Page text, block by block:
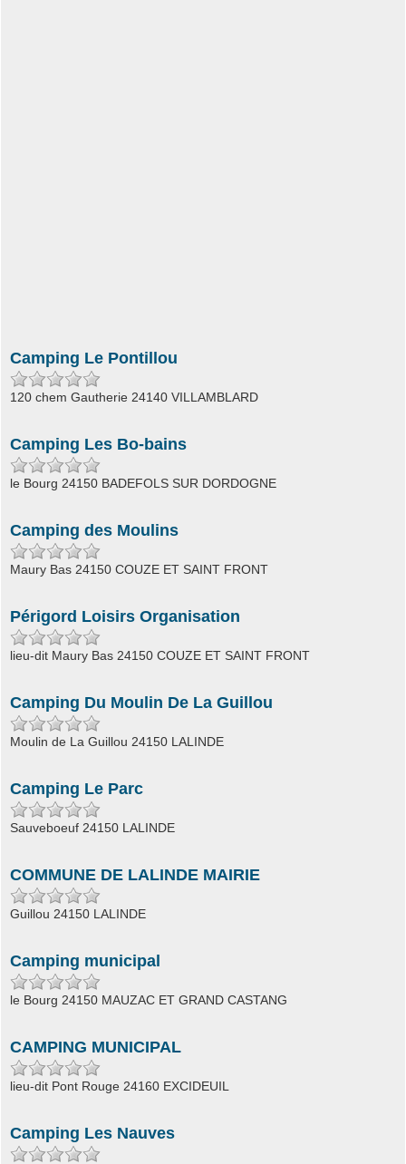
Camping Le Pontillou
120 chem Gautherie 24140 VILLAMBLARD
Camping Les Bo-bains
le Bourg 24150 BADEFOLS SUR DORDOGNE
Camping des Moulins
Maury Bas 24150 COUZE ET SAINT FRONT
Périgord Loisirs Organisation
lieu-dit Maury Bas 24150 COUZE ET SAINT FRONT
Camping Du Moulin De La Guillou
Moulin de La Guillou 24150 LALINDE
Camping Le Parc
Sauveboeuf 24150 LALINDE
COMMUNE DE LALINDE MAIRIE
Guillou 24150 LALINDE
Camping municipal
le Bourg 24150 MAUZAC ET GRAND CASTANG
CAMPING MUNICIPAL
lieu-dit Pont Rouge 24160 EXCIDEUIL
Camping Les Nauves